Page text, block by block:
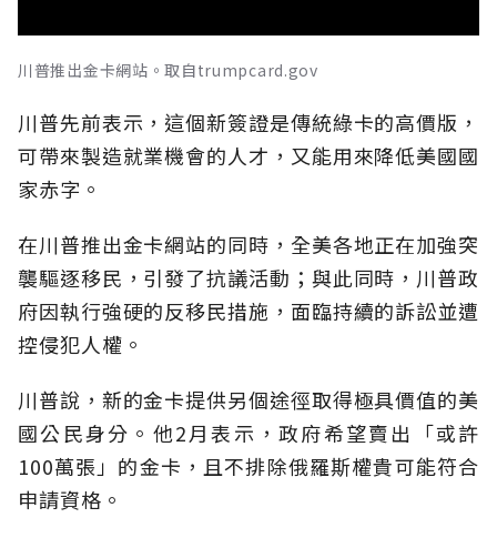
川普推出金卡網站。取自trumpcard.gov
川普先前表示，這個新簽證是傳統綠卡的高價版，
可帶來製造就業機會的人才，又能用來降低美國國
家赤字。
在川普推出金卡網站的同時，全美各地正在加強突
襲驅逐移民，引發了抗議活動；與此同時，川普政
府因執行強硬的反移民措施，面臨持續的訴訟並遭
控侵犯人權。
川普說，新的金卡提供另個途徑取得極具價值的美
國公民身分。他2月表示，政府希望賣出「或許
100萬張」的金卡，且不排除俄羅斯權貴可能符合
申請資格。